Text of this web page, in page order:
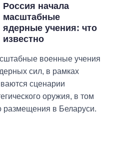
Россия начала
масштабные
ядерные учения: что
известно
военные учения
сил, в рамках
сценарии
оружия, в том
размещения в Беларуси.